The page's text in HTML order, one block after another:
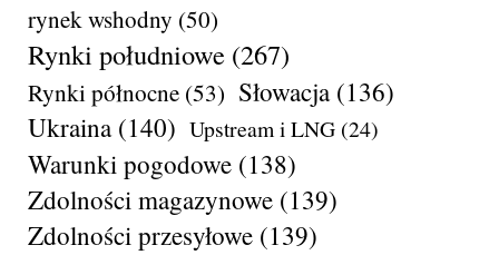
rynek wshodny (50)
Rynki południowe (267)
Rynki północne (53) Słowacja(136)
Ukraina(140) Upstream i LNG (24)
Warunki pogodowe (138)
Zdolności magazynowe (139)
Zdolności przesyłowe (139)